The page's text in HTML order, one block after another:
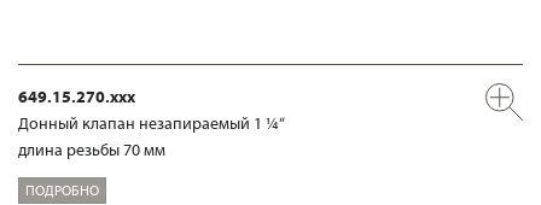
649.15.270.xxx
Донный клапан незапираемый 1 ¼“
длина резьбы 70 мм
ПОДРОБНО